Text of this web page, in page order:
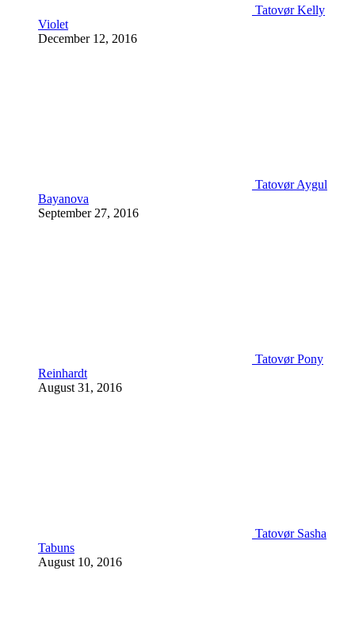
Tatovør Kelly
Violet
December 12, 2016
Tatovør Aygul
Bayanova
September 27, 2016
Tatovør Pony
Reinhardt
August 31, 2016
Tatovør Sasha
Tabuns
August 10, 2016